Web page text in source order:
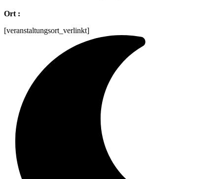
Ort :
[veranstaltungsort_verlinkt]